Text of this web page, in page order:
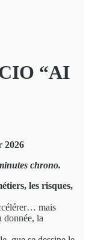
“AI
2026
chrono.
les risques,
mais
donnée, la